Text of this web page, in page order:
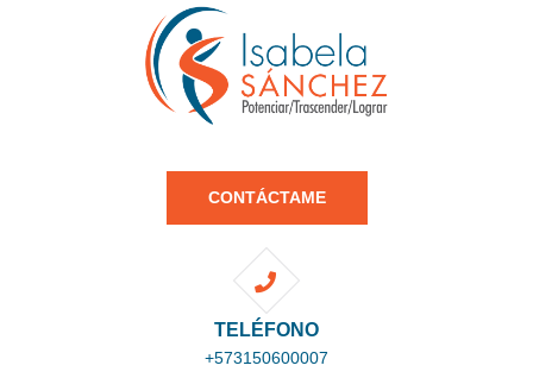
CONTÁCTAME
TELÉFONO
+573150600007